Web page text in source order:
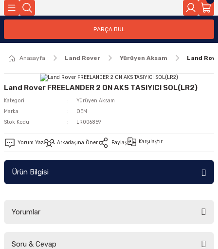
PARÇA BUL
Anasayfa Land Rover Yürüyen Aksam Land
Land Rover FREELANDER 2 ON AKS TASIYICI SOL(LR2)
Kategori
Yürüyen Aksam
Marka
OEM
Stok Kodu
LR006859
Yorum Yaz Arkadaşına Öner Paylaş Karşılaştır
Ürün Bilgisi
Yorumlar
Soru & Cevap